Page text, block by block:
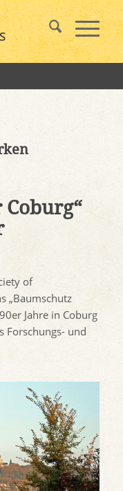
Coburg“
of
„Baumschutz
Jahre in Coburg
Forschungs- und